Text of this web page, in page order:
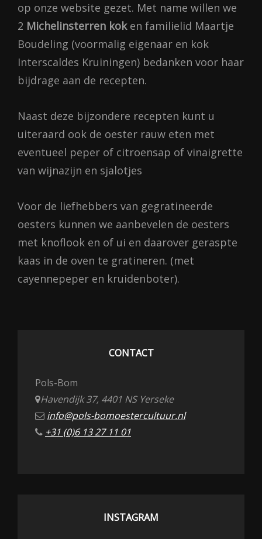
op onze website gezet. Met name willen we
2 Michelinsterren koken familielid Maartje
Boudeling (voormalig eigenaar en kok
Interscaldes Kruiningen) bedanken voor haar
bijdrage aan de recepten.
Naast deze bijzondere recepten kunt u
uiteraard ook de oester rauw eten met
eventueel peper of citroensap of vinaigrette
van wijnazijn en sjalotjes
Voor de liefhebbers van gegratineerde
oesters kunnen we aanbevelen de oesters
met knoflook en of ui en daarover geraspte
kaas in de oven te gratineren. (met
cayennepeper en kruidenboter).
CONTACT
Pols-Bom
Havendijk 37, 4401 NS Yerseke
info@pols-bomoestercultuur.nl
+31 (0)6 13 27 11 01
INSTAGRAM